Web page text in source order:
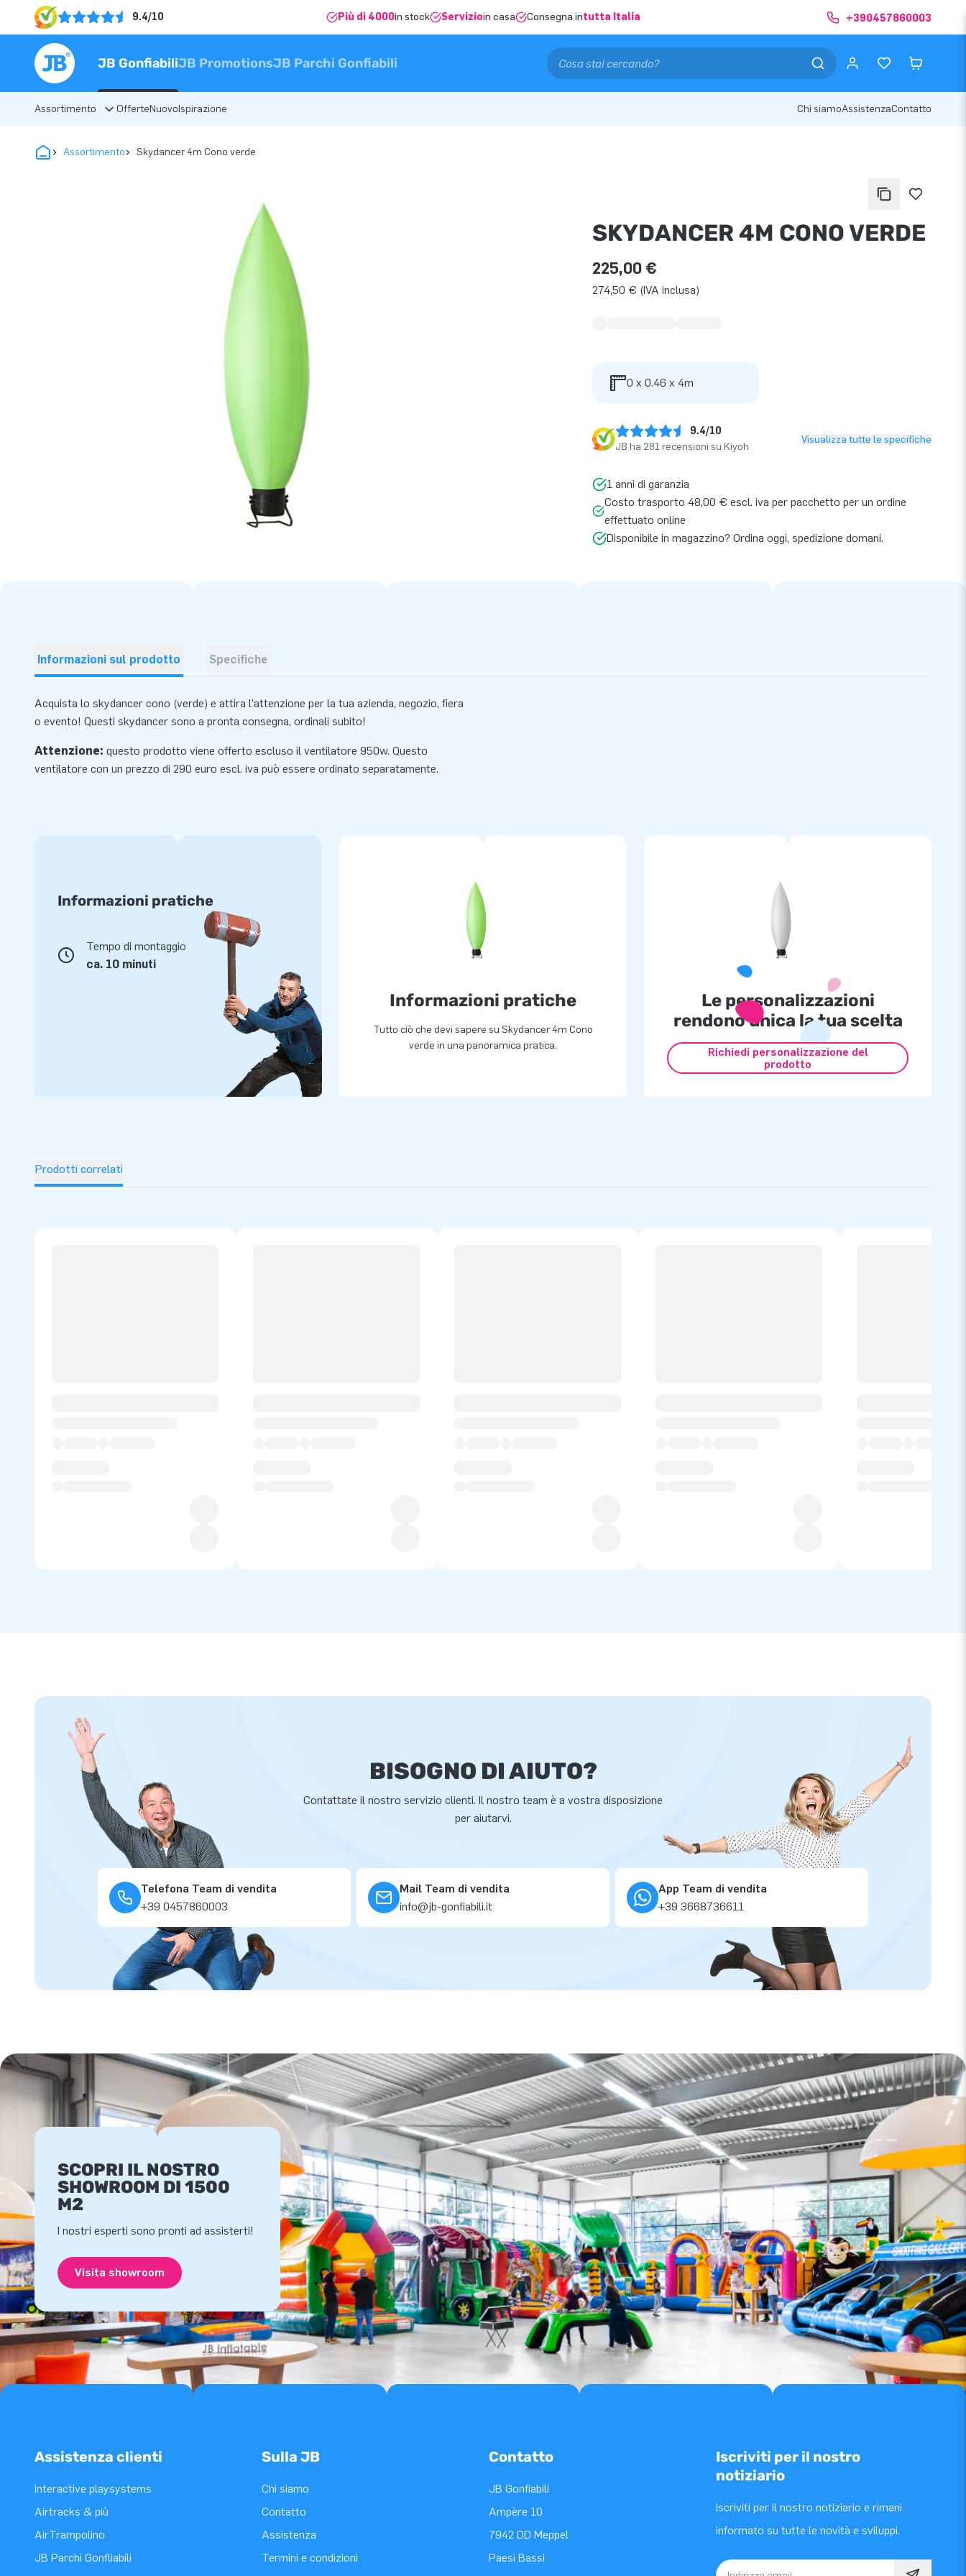
9.4/10 Più di 4000in stock Servizioin casa Consegna intutta Italia +390457860003
JB GonfiabiliJB PromotionsJB Parchi Gonfiabili
Assortimento OfferteNuovoIspirazione Chi siamoAssistenzaContatto
Assortimento Skydancer 4m Cono verde
SKYDANCER 4M CONO VERDE
225,00 €
274,50 € (IVA inclusa)
0 x 0.46 x 4m
9.4/10
JB ha 281 recensioni su Kiyoh
Visualizza tutte le specifiche
1 anni di garanzia
Costo trasporto 48,00 € escl. iva per pacchetto per un ordine
effettuato online
Disponibile in magazzino? Ordina oggi, spedizione domani.
Informazioni sul prodotto Specifiche
Acquista lo skydancer cono (verde) e attira l’attenzione per la tua azienda, negozio, fiera
o evento! Questi skydancer sono a pronta consegna, ordinali subito!
Attenzione: questo prodotto viene offerto escluso il ventilatore 950w. Questo
ventilatore con un prezzo di 290 euro escl. iva può essere ordinato separatamente.
Informazioni pratiche
Tempo di montaggio
ca. 10 minuti
Informazioni pratiche
Tutto ciò che devi sapere su Skydancer 4m Cono
verde in una panoramica pratica.
Le personalizzazioni
rendono unica la tua scelta
Richiedi personalizzazione del
prodotto
Prodotti correlati
BISOGNO DI AIUTO?
Contattate il nostro servizio clienti. Il nostro team è a vostra disposizione
per aiutarvi.
Telefona Team di vendita
+39 0457860003
Mail Team di vendita
info@jb-gonfiabili.it
App Team di vendita
+39 3668736611
SCOPRI IL NOSTRO
SHOWROOM DI 1500
M2
I nostri esperti sono pronti ad assisterti!
Visita showroom
Assistenza clienti
Interactive playsystems
Airtracks & più
AirTrampolino
JB Parchi Gonfliabili
Sulla JB
Chi siamo
Contatto
Assistenza
Termini e condizioni
Contatto
JB Gonfiabili
Ampère 10
7942 DD Meppel
Paesi Bassi
Iscriviti per il nostro
notiziario
Iscriviti per il nostro notiziario e rimani
informato su tutte le novità e sviluppi.